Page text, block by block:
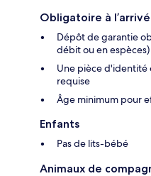
Obligatoire à
Dépôt de garantie
débit ou en
Une pièce
requise
Âge minimum pour
Enfants
Pas de lits-bébé
Animaux de